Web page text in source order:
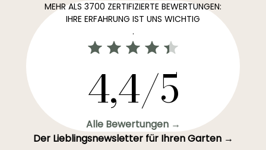
MEHR ALS 3700 ZERTIFIZIERTE BEWERTUNGEN:
IHRE ERFAHRUNG IST UNS WICHTIG
.
4,4/5
Alle Bewertungen →
Der Lieblingsnewsletter für Ihren Garten →